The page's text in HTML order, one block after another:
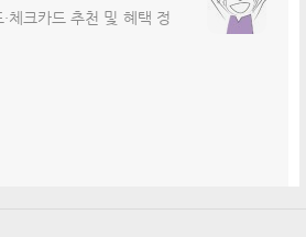
체크카드 추천 및 혜택 정